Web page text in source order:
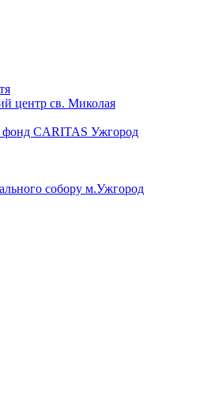
центр св. Миколая
фонд CARITAS Ужгород
собору м.Ужгород